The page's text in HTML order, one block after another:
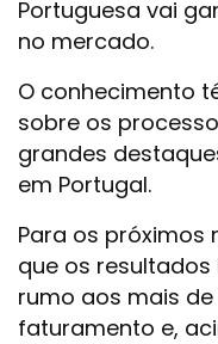
Portuguesa vai
no mercado.
O conhecimento
sobre os
grandes
em Portugal.
Para os próximos
que os
rumo aos mais de
faturamento e,